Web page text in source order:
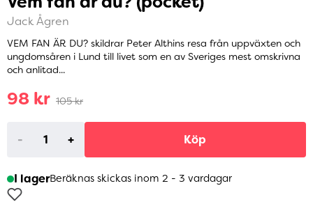
Jack Ågren
VEM FAN ÄR DU? skildrar Peter Althins resa från uppväxten och
ungdomsåren i Lund till livet som en av Sveriges mest omskrivna
och anlitad...
98 kr 105 kr
- + Köp
I lagerBeräknas skickas inom 2 - 3 vardagar